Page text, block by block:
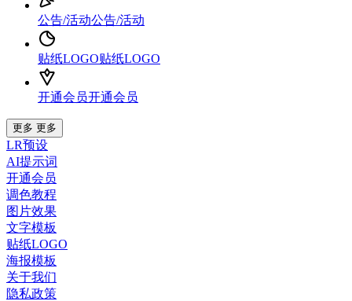
公告/活动公告/活动
贴纸LOGO贴纸LOGO
开通会员开通会员
更多 更多
LR预设
AI提示词
开通会员
调色教程
图片效果
文字模板
贴纸LOGO
海报模板
关于我们
隐私政策